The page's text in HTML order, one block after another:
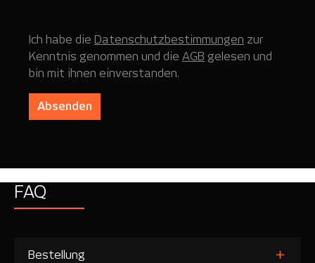
Ich habe die Datenschutzbestimmungen zur
Kenntnis genommen und die AGB gelesen und
bin mit ihnen einverstanden.
Absenden
FAQ
Bestellung